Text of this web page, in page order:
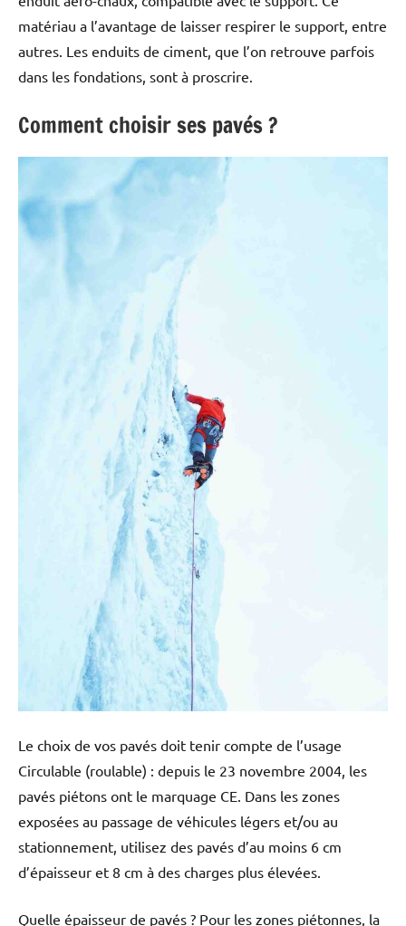
matériau a l’avantage de laisser respirer le support, entre
autres. Les enduits de ciment, que l’on retrouve parfois
dans les fondations, sont à proscrire.
Comment choisir ses pavés ?
Le choix de vos pavés doit tenir compte de l’usage
Circulable (roulable) : depuis le 23 novembre 2004, les
pavés piétons ont le marquage CE. Dans les zones
exposées au passage de véhicules légers et/ou au
stationnement, utilisez des pavés d’au moins 6 cm
d’épaisseur et 8 cm à des charges plus élevées.
Quelle épaisseur de pavés ? Pour les zones piétonnes, la